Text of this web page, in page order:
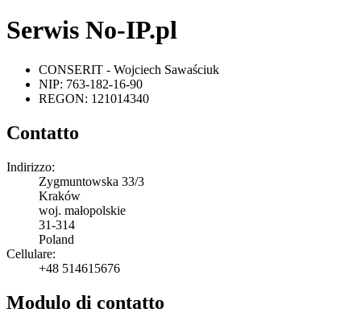
Serwis No-IP.pl
CONSERIT - Wojciech Sawaściuk
NIP: 763-182-16-90
REGON: 121014340
Contatto
Indirizzo:
Zygmuntowska 33/3
Kraków
woj. małopolskie
31-314
Poland
Cellulare:
+48 514615676
Modulo di contatto